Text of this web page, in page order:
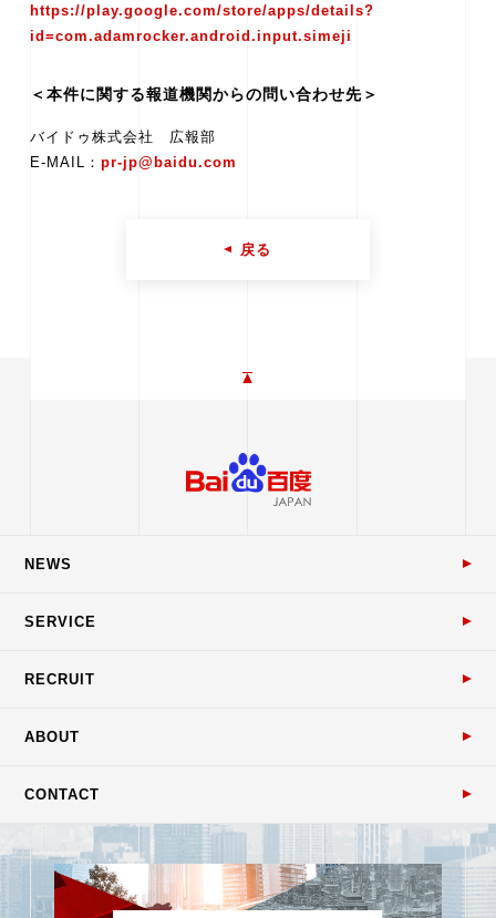
https://play.google.com/store/apps/details?
id=com.adamrocker.android.input.simeji
＜本件に関する報道機関からの問い合わせ先＞
バイドゥ株式会社 広報部
E-MAIL： pr-jp@baidu.com
戻る
NEWS
SERVICE
RECRUIT
ABOUT
CONTACT